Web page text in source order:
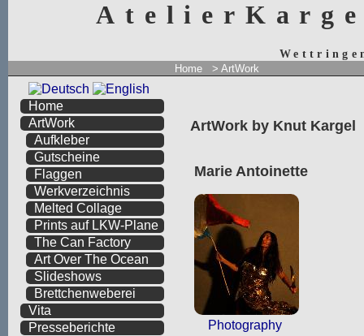
Home > ArtWork
ArtWork by Knut Kargel
Marie Antoinette
Photography
Home
ArtWork
Aufkleber
Gutscheine
Flaggen
Werkverzeichnis
Melted Collage
Prints auf LKW-Plane
The Can Factory
Art Over The Ocean
Slideshows
Brettchenweberei
Vita
Presseberichte